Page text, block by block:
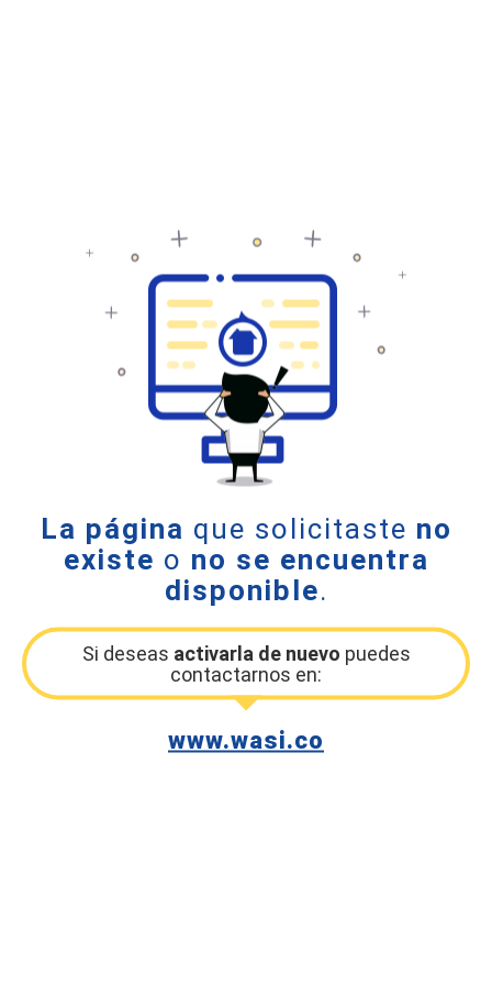
La página que solicitaste no
existe o no se encuentra
disponible.
Si deseas activarla de nuevo puedes
contactarnos en:
www.wasi.co